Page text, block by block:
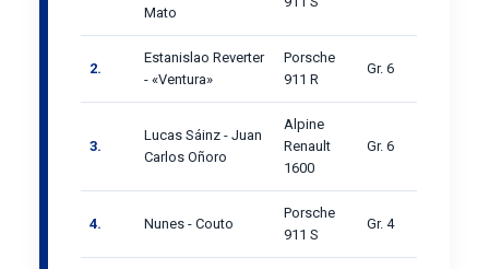
Mato
2.
Estanislao Reverter
- «Ventura»
Porsche
911 R
Gr. 6
3.
Lucas Sáinz - Juan
Carlos Oñoro
Alpine
Renault
1600
Gr. 6
4. Nunes - Couto
Porsche
911 S
Gr. 4